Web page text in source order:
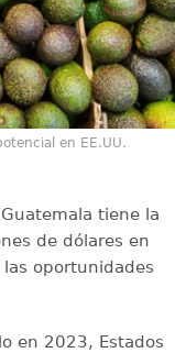
en EE.UU.
tiene la
de dólares en
oportunidades
en 2023, Estados